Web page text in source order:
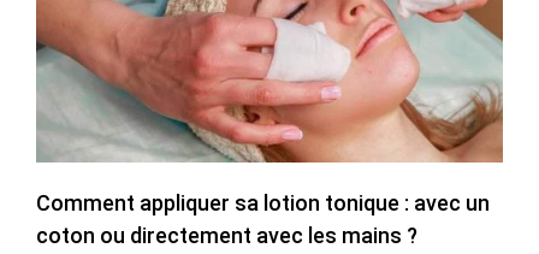
Comment appliquer sa lotion tonique : avec un
coton ou directement avec les mains ?